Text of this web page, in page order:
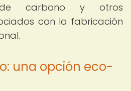
carbono y otros
con la fabricación
una opción eco-